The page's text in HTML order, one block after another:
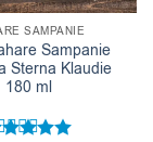
SAMPANIE
Sampanie
Sterna Klaudie
180 ml